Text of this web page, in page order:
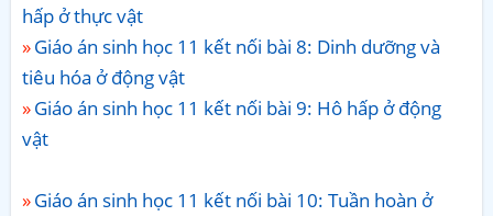
hấp ở thực vật
Giáo án sinh học 11 kết nối bài 8: Dinh dưỡng và
tiêu hóa ở động vật
Giáo án sinh học 11 kết nối bài 9: Hô hấp ở động
vật
Giáo án sinh học 11 kết nối bài 10: Tuần hoàn ở